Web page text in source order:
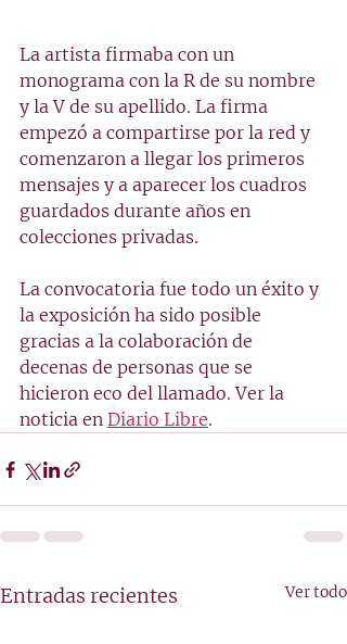
La artista firmaba con un
monograma con la R de su nombre
y la V de su apellido. La firma
empezó a compartirse por la red y
comenzaron a llegar los primeros
mensajes y a aparecer los cuadros
guardados durante años en
colecciones privadas.
La convocatoria fue todo un éxito y
la exposición ha sido posible
gracias a la colaboración de
decenas de personas que se
hicieron eco del llamado. Ver la
noticia en Diario Libre.
Entradas recientes Ver todo